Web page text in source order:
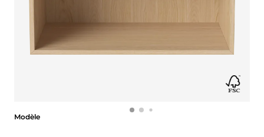
Modèle